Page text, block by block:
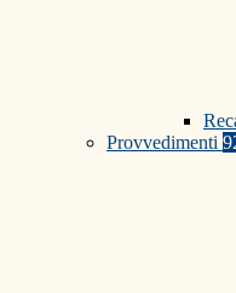
Provvedimenti